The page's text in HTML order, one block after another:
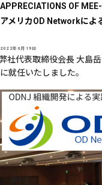
APPRECIATIONS OF
アメリカOD Networkによ
投
稿
日:
2022年6月19日
社代表取締役会長 大島
に就任いたしました。